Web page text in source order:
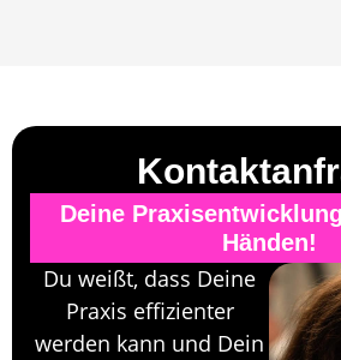
Deine
Händen!
Du weißt, dass Deine
Praxis effizienter
werden kann und Dein